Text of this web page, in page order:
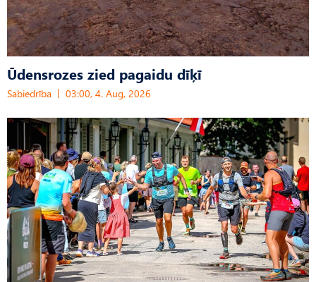
Ūdensrozes zied pagaidu dīķī
Sabiedrība 03:00, 4. Aug, 2026